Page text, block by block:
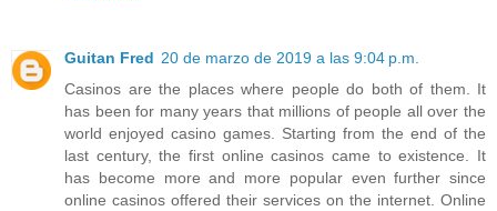
Guitan Fred 20 de marzo de 2019 a las 9:04 p.m.
Casinos are the places where people do both of them. It
has been for many years that millions of people all over the
world enjoyed casino games. Starting from the end of the
last century, the first online casinos came to existence. It
has become more and more popular even further since
online casinos offered their services on the internet. Online